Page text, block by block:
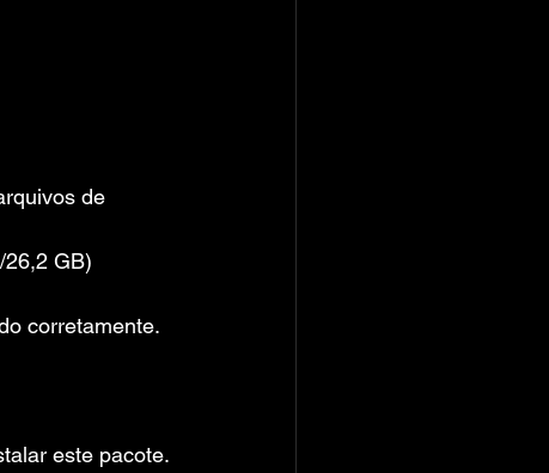
de
GB)
corretamente.
este pacote.